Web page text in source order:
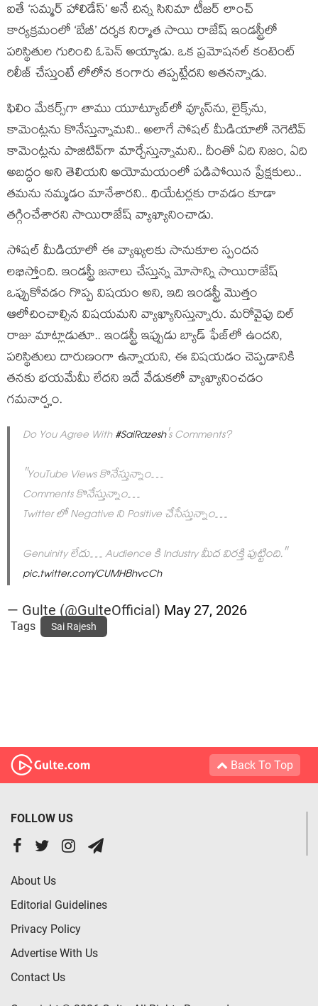
ఐతే ‘సమ్మర్ హాలిడేస్’ అనే చిన్న సినిమా టీజర్ లాంచ్
కార్యక్రమంలో ‘బేబీ’ దర్శక నిర్మాత సాయి రాజేష్ ఇండస్ట్రీలో
పరిస్థితుల గురించి ఓపెన్ అయ్యాడు. ఒక ప్రమోషనల్ కంటెంట్
రిలీజ్ చేస్తుంటే లోలోన కంగారు తప్పట్లేదని అతనన్నాడు.
ఫిలిం మేకర్స్‌గా తాము యూట్యూబ్‌లో వ్యూస్‌ను, లైక్స్‌ను,
కామెంట్లను కొనేస్తున్నామని.. అలాగే సోషల్ మీడియాలో నెగెటివ్
కామెంట్లను పాజిటివ్‌గా మార్చేస్తున్నామని.. దీంతో ఏది నిజం, ఏది
అబద్ధం అని తెలియని అయోమయంలో పడిపోయిన ప్రేక్షకులు..
తమను నమ్మడం మానేశారని.. థియేటర్లకు రావడం కూడా
తగ్గించేశారని సాయిరాజేష్ వ్యాఖ్యానించాడు.
సోషల్ మీడియాలో ఈ వ్యాఖ్యలకు సానుకూల స్పందన
లభిస్తోంది. ఇండస్ట్రీ జనాలు చేస్తున్న మోసాన్ని సాయిరాజేష్
ఒప్పుకోవడం గొప్ప విషయం అని, ఇది ఇండస్ట్రీ మొత్తం
ఆలోచించాల్సిన విషయమని వ్యాఖ్యానిస్తున్నారు. మరోవైపు దిల్
రాజు మాట్లాడుతూ.. ఇండస్ట్రీ ఇప్పుడు బ్యాడ్ ఫేజ్‌లో ఉందని,
పరిస్థితులు దారుణంగా ఉన్నాయని, ఈ విషయడం చెప్పడానికి
తనకు భయమేమీ లేదని ఇదే వేడుకలో వ్యాఖ్యానించడం
గమనార్హం.
Do You Agree With#SaiRazesh's Comments?
"YouTube Views కొనేస్తున్నాం…
Comments కొనేస్తున్నాం…
Twitter లో Negative ని Positive చేసేస్తున్నాం…
Genuinity లేదు… Audience కి Industry మీద విరక్తి పుట్టింది."
pic.twitter.com/CUMH8hvcCh
— Gulte (@GulteOfficial) May 27, 2026
Tags Sai Rajesh
Back To Top
FOLLOW US
About Us
Editorial Guidelines
Privacy Policy
Advertise With Us
Contact Us